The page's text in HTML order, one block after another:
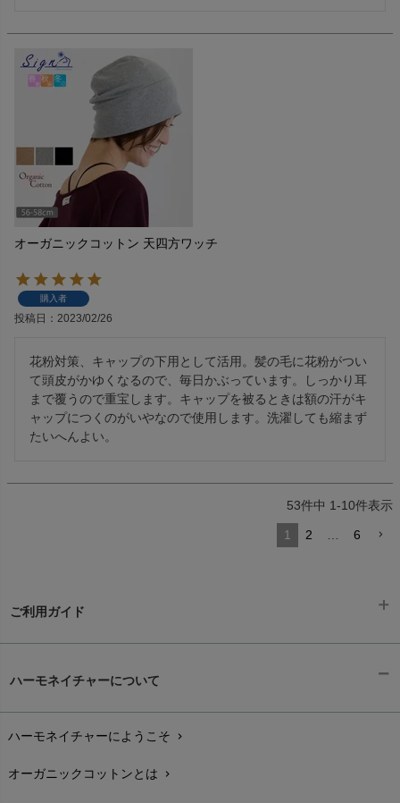
オーガニックコットン 天四方ワッチ
購入者
投稿日 2023/02/26
花粉対策、キャップの下用として活用。髪の毛に花粉がつい
て頭皮がかゆくなるので、毎日かぶっています。しっかり耳
まで覆うので重宝します。キャップを被るときは額の汗がキ
ャップにつくのがいやなので使用します。洗濯しても縮まず
たいへんよい。
53件中 1-10件表示
1 2 6
ご利用ガイド
配送と送料chevron_right
在庫状況と発送予定chevron_right
ハーモネイチャーについて
ハーモネイチャーにようこそ chevron_right
オーガニックコットンとは chevron_right